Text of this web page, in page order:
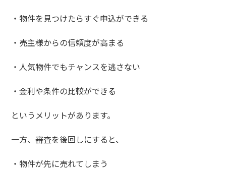
・物件を見つけたらすぐ申込ができる
・売主様からの信頼度が高まる
・人気物件でもチャンスを逃さない
・金利や条件の比較ができる
というメリットがあります。
一方、審査を後回しにすると、
・物件が先に売れてしまう